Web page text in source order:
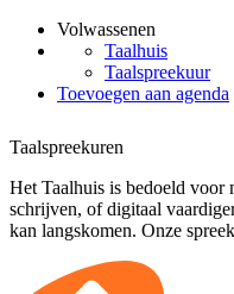
Volwassenen
Taalhuis
Taalspreekuur
Toevoegen aan agenda
Taalspreekuren
Het Taalhuis is bedoeld voor
schrijven, of digitaal
kan langskomen. Onze